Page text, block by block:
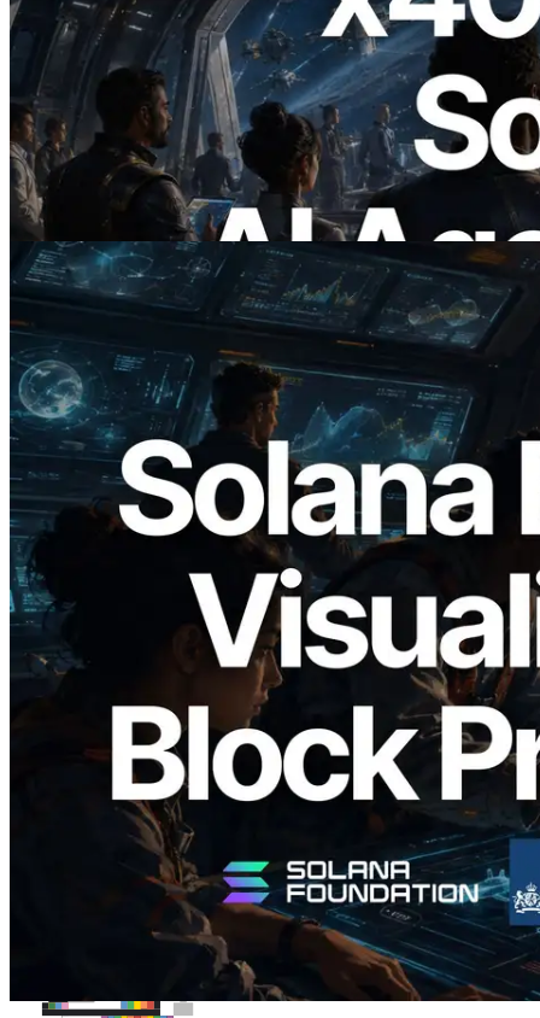
2026.07.04
ERPC lança Solana RPC com suporte a
x402 — A era em que agentes de IA
pagam sob demanda pelas APIs de que
precisam
Ler este artigo
2026.05.24
Validators Solutions lança Solana Block
Analyzer — Visualizando o tempo de
produção de bloco por slot e o validador
responsável